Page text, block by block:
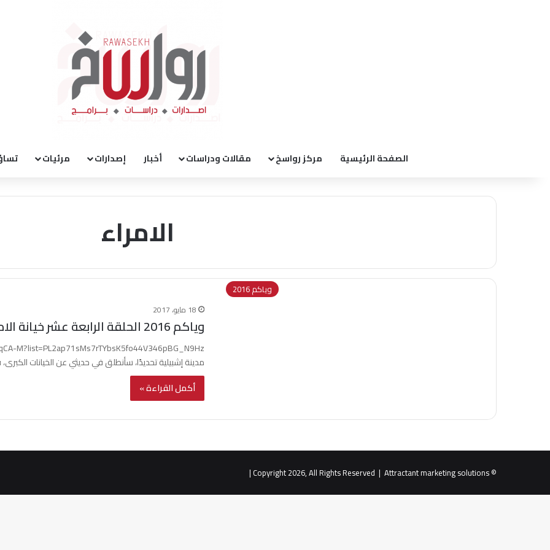
الصفحة الرئيسية مركز رواسخ مقالات ودراسات أخبار إصدارات مرئيات
الامراء
وياكم 2016
18 مايو، 2017
وياكم 2016 الحلقة الرابعة عشر خيانة الامراء
مدينة إشبيلية تحديدًا، سأنطلق في حديثي عن الخيانات
أكمل القراءة »
© Copyright 2026, All Rights Reserved |
Attractant marketing solutions
|